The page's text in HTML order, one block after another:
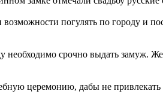
погулять по городу и
необходимо срочно выдать замуж.
церемонию, дабы не